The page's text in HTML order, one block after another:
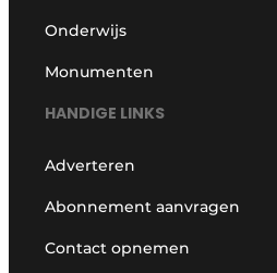
Onderwijs
Monumenten
HANDIGE LINKS
Adverteren
Abonnement aanvragen
Contact opnemen